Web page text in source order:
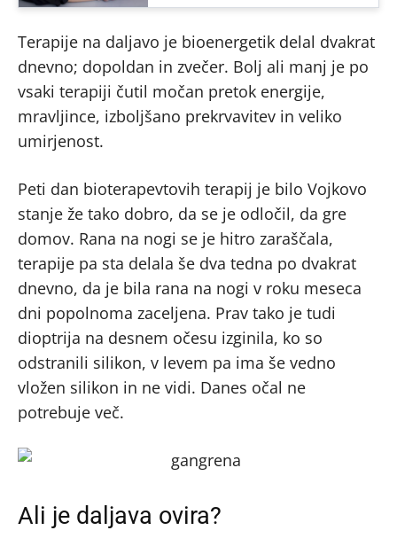
Terapije na daljavo je bioenergetik delal dvakrat
dnevno; dopoldan in zvečer. Bolj ali manj je po
vsaki terapiji čutil močan pretok energije,
mravljince, izboljšano prekrvavitev in veliko
umirjenost.
Peti dan bioterapevtovih terapij je bilo Vojkovo
stanje že tako dobro, da se je odločil, da gre
domov. Rana na nogi se je hitro zaraščala,
terapije pa sta delala še dva tedna po dvakrat
dnevno, da je bila rana na nogi v roku meseca
dni popolnoma zaceljena. Prav tako je tudi
dioptrija na desnem očesu izginila, ko so
odstranili silikon, v levem pa ima še vedno
vložen silikon in ne vidi. Danes očal ne
potrebuje več.
Ali je daljava ovira?